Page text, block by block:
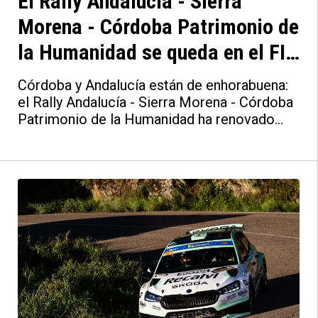
Morena - Córdoba Patrimonio de
la Humanidad se queda en el FIA
ERC al menos hasta 2030
Córdoba y Andalucía están de enhorabuena:
el Rally Andalucía - Sierra Morena - Córdoba
Patrimonio de la Humanidad ha renovado
el acuerdo inicial se celebrarán tres años
más, extendiendo su presencia hasta al
menos 2030.